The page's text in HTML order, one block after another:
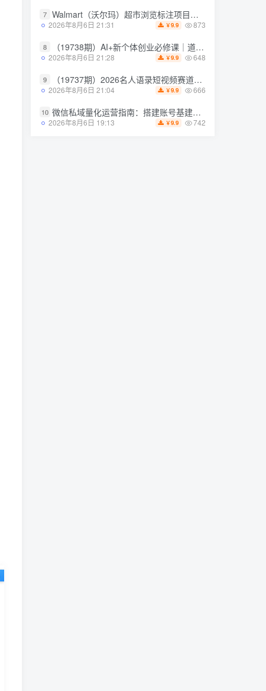
7 Walmart（沃尔玛）超市浏览标注项目，单账号日收益20+单电脑日收益可达800+带分佣机制【揭秘】
2026年8月6日 21:31 ￥9.9 873
8 （19738期）AI+新个体创业必修课｜道法术器｜商业逻辑·小红书流量·AI智能体｜低成本打造个人变现小生意全套教学
2026年8月6日 21:28 ￥9.9 648
9 （19737期）2026名人语录短视频赛道全攻略；从文案撰写到声音克隆部署，系统掌握涨粉变现双赢制作技术
2026年8月6日 21:04 ￥9.9 666
10 微信私域量化运营指南：搭建账号基建打造热号，脱敏风控规避运营各类高危风险
2026年8月6日 19:13 ￥9.9 742
7 Walmart（沃尔玛）超市浏览标注项目，单账号日收益20+单电脑日收益可达800+带分佣机制【揭秘】
2026年8月6日 21:31 ￥9.9 873
8 （19738期）AI+新个体创业必修课｜道法术器｜商业逻辑·小红书流量·AI智能体｜低成本打造个人变现小生意全套教学
2026年8月6日 21:28 ￥9.9 648
9 （19737期）2026名人语录短视频赛道全攻略；从文案撰写到声音克隆部署，系统掌握涨粉变现双赢制作技术
2026年8月6日 21:04 ￥9.9 666
10 微信私域量化运营指南：搭建账号基建打造热号，脱敏风控规避运营各类高危风险
2026年8月6日 19:13 ￥9.9 742